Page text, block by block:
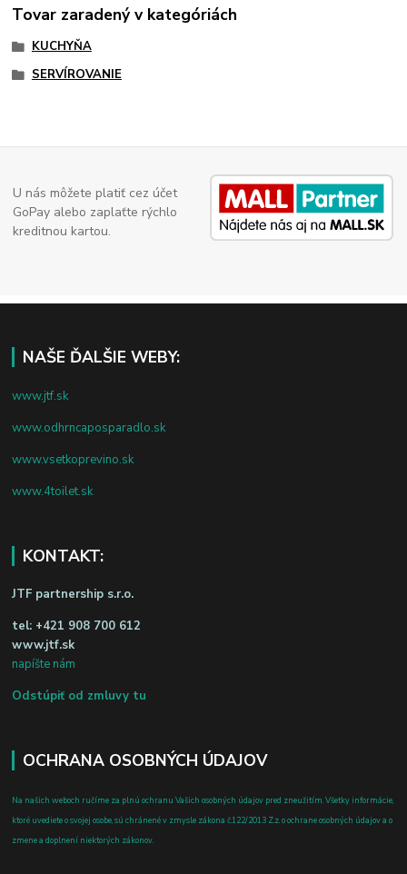
Tovar zaradený v kategóriách
KUCHYŇA
SERVÍROVANIE
U nás môžete platiť cez účet
GoPay alebo zaplaťte rýchlo
kreditnou kartou.
NAŠE ĎALŠIE WEBY:
www.jtf.sk
www.odhrncaposparadlo.sk
www.vsetkoprevino.sk
www.4toilet.sk
KONTAKT:
JTF partnership s.r.o.
tel: +421 908 700 612
www.jtf.sk
napíšte nám
Odstúpiť od zmluvy tu
OCHRANA OSOBNÝCH ÚDAJOV
Na našich weboch ručíme za plnú ochranu Vašich osobných údajov pred zneužitím. Všetky informácie,
ktoré uvediete o svojej osobe, sú chránené v zmysle zákona č.122/2013 Z.z. o ochrane osobných údajov a o
zmene a doplnení niektorých zákonov.